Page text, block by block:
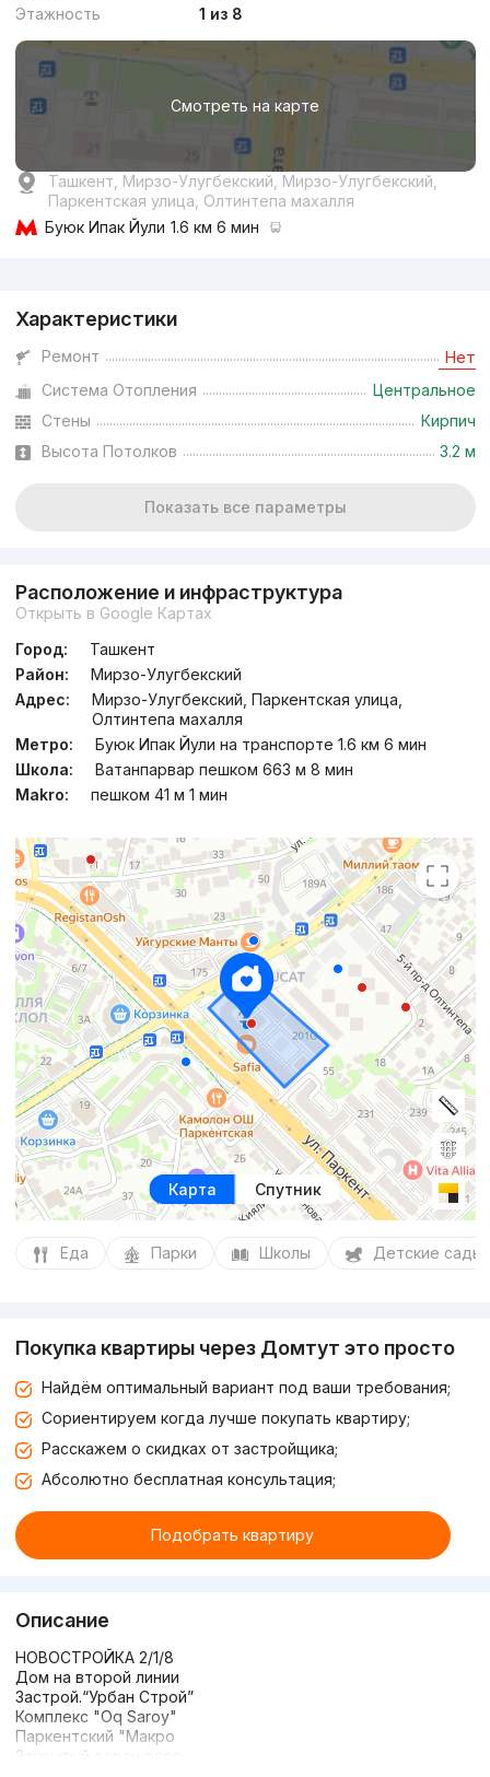
Сдан 2025,Mirador Group
ЖК «Gorod»
+998 (78) 777...
Комфорт
от14.5 млн сум
Сдан 2024,Mashxadi Residence
ЖК «Mashxadi Residence»
+998 (99) 905...
Этажность
1 из 8
Смотреть на карте
Ташкент, Мирзо-Улугбекский, Мирзо-Улугбекский,
Паркентская улица, Олтинтепа махалля
Буюк Ипак Йули 1.6 км 6 мин
Характеристики
Ремонт Нет
Система Отопления
Центральное
Стены
Кирпич
Высота Потолков
3.2 м
Показать все параметры
Расположение и инфраструктура
Открыть в Google Картах
Город:
Ташкент
Район:
Мирзо-Улугбекский
Адрес:
Мирзо-Улугбекский, Паркентская улица,
Олтинтепа махалля
Метро:
Буюк Ипак Йули на транспорте 1.6 км 6 мин
Школа:
Ватанпарвар пешком 663 м 8 мин
Makro:
пешком 41 м 1 мин
Карта Спутник
Еда Парки Школы Детские сады
Покупка квартиры через Домтут это просто
Найдём оптимальный вариант под ваши требования;
Сориентируем когда лучше покупать квартиру;
Расскажем о скидках от застройщика;
Абсолютно бесплатная консультация;
Подобрать квартиру
Описание
НОВОСТРОЙКА 2/1/8
Дом на второй линии
Застрой.“Урбан Строй”
Комплекс "Oq Saroy"
Паркентский "Макро
Закрытый охран.двор